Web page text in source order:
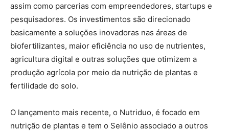
assim como parcerias com empreendedores, startups e
pesquisadores. Os investimentos são direcionado
basicamente a soluções inovadoras nas áreas de
biofertilizantes, maior eficiência no uso de nutrientes,
agricultura digital e outras soluções que otimizem a
produção agrícola por meio da nutrição de plantas e
fertilidade do solo.
O lançamento mais recente, o Nutriduo, é focado em
nutrição de plantas e tem o Selênio associado a outros